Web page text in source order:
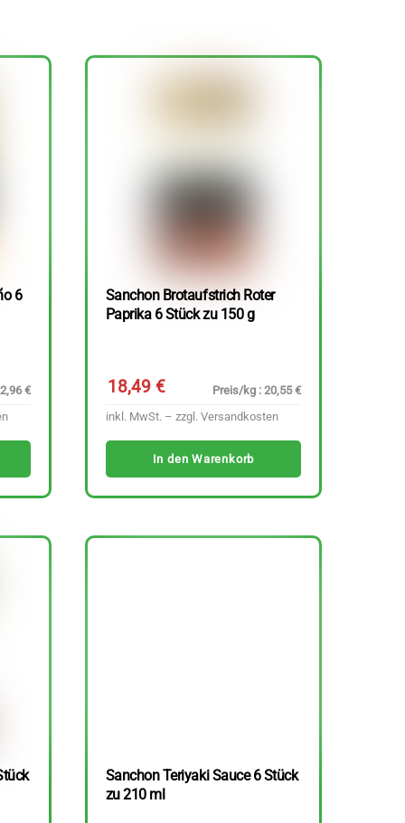
6
€
Sanchon Brotaufstrich Roter
Paprika 6 Stück zu 150 g
18,49€
Preis/kg : 20,55 €
inkl. MwSt. – zzgl. Versandkosten
In den Warenkorb
Sanchon Teriyaki Sauce 6 Stück
zu 210 ml